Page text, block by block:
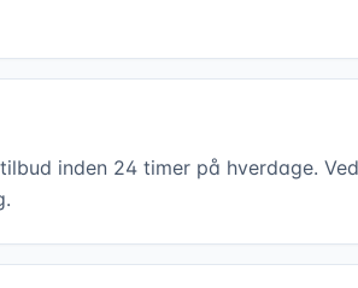
inden 24 timer på hverdage.